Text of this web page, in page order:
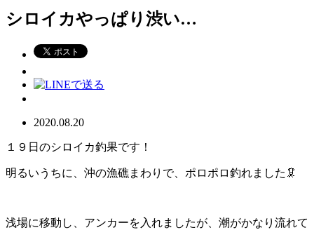
シロイカやっぱり渋い…
2020.08.20
１９日のシロイカ釣果です！
明るいうちに、沖の漁礁まわりで、ポロポロ釣れました🦑
浅場に移動し、アンカーを入れましたが、潮がかなり流れて